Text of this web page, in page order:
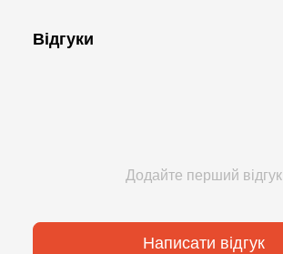
Відгуки
Додайте перший відгук
Написати відгук